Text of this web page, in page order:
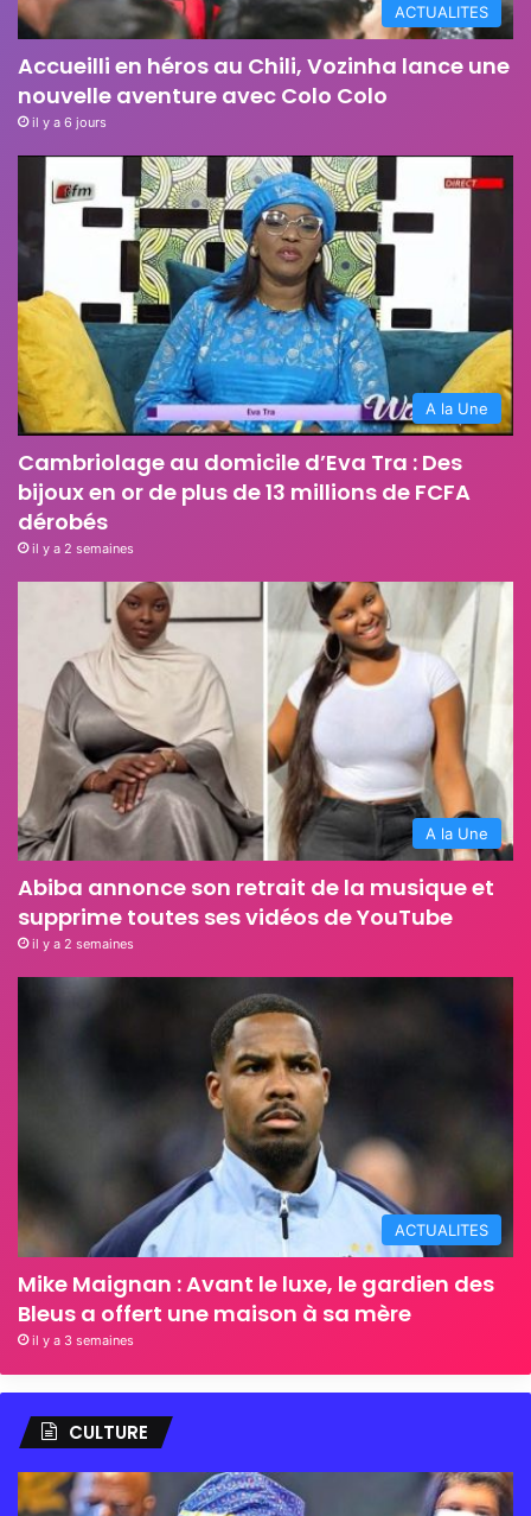
ACTUALITES
Accueilli en héros au Chili, Vozinha lance une
nouvelle aventure avec Colo Colo
il y a 6 jours
A la Une
Cambriolage au domicile d’Eva Tra : Des
bijoux en or de plus de 13 millions de FCFA
dérobés
il y a 2 semaines
A la Une
Abiba annonce son retrait de la musique et
supprime toutes ses vidéos de YouTube
il y a 2 semaines
ACTUALITES
Mike Maignan : Avant le luxe, le gardien des
Bleus a offert une maison à sa mère
il y a 3 semaines
CULTURE